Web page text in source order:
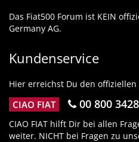
Das Fiat500 Forum ist KEIN
Germany AG.
Kundenservice
Hier erreichst Du den offiziellen
CIAO FIAT 00 800
CIAO FIAT hilft Dir bei allen
weiter. NICHT bei Fragen zu